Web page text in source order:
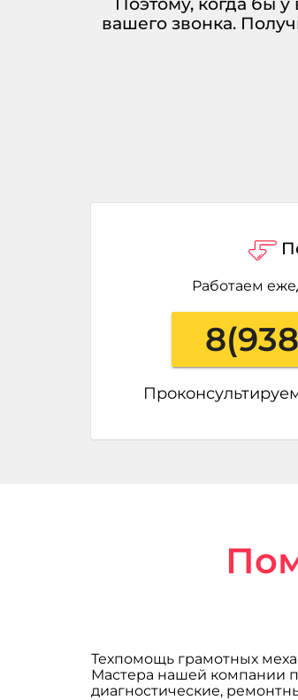
вашего звонка.
Работаем
Техпомощь грамотных
Мастера нашей компании
диагностические,